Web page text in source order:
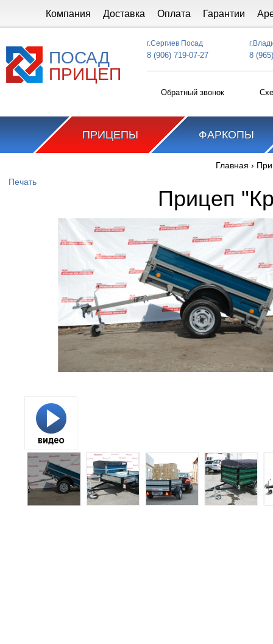
Компания Доставка Оплата Гарантии
ПОСАД
ПРИЦЕП
г.Сергиев Посад
8 (906) 719-07-27 8
Обратный звонок
ПРИЦЕПЫ ФАРКОПЫ
Главная ›
Печать
Прицеп